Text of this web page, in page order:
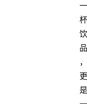
一
杯
饮
品
，
更
是